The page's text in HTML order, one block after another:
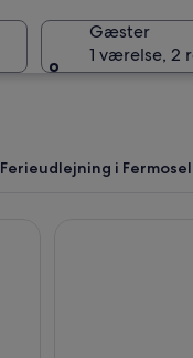
Gæster
1 værelse, 2
Ferieudlejning i